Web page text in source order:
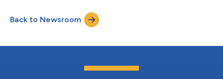
ンテンツ配信、大会エコシステムと運営全体に関わるミッション
クリティカルな意思決定を支えることを可能にします。 3つの開
催国、48チーム、推定60億人のファンを惹き付ける前例のない
中、FIFA、放送事業者、イベント運営者は、最高水準のパフォー
ります。FIFAの公式テクノロジーパートナーであるレノボは、テ
キサス州ダラスの国際放送センターにサーバーを配備。これによ
Back to Newsroom